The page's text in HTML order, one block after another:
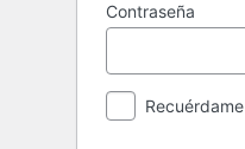
Contraseña
Recuérdame